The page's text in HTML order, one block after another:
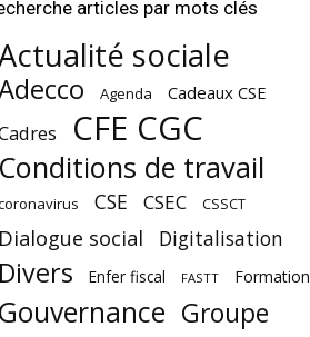
articles par mots clés
sociale
Agenda Cadeaux CSE
CFE CGC
Conditions de travail
CSE CSEC CSSCT
Dialogue social Digitalisation
Divers Enfer fiscal FASTT Formation
Gouvernance Groupe